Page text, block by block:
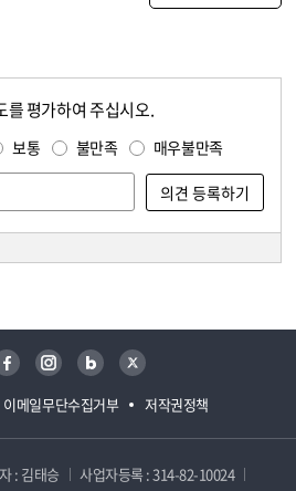
를 평가하여 주십시오.
보통 불만족 매우불만족
이메일무단수집거부 저작권정책
페이스북 인스타그램 블로그 트위터
: 김태승
사업자등록 : 314-82-10024